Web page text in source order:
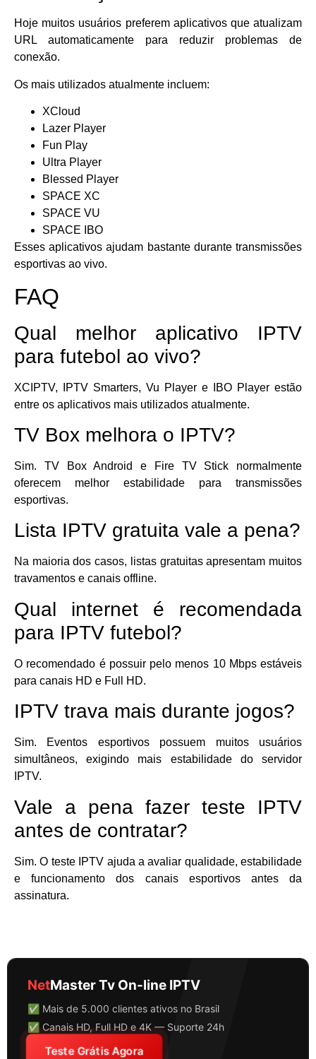
Hoje muitos usuários preferem aplicativos que atualizam
URL automaticamente para reduzir problemas de
conexão.
Os mais utilizados atualmente incluem:
XCloud
Lazer Player
Fun Play
Ultra Player
Blessed Player
SPACE XC
SPACE VU
SPACE IBO
Esses aplicativos ajudam bastante durante transmissões
esportivas ao vivo.
FAQ
Qual melhor aplicativo IPTV
para futebol ao vivo?
XCIPTV, IPTV Smarters, Vu Player e IBO Player estão
entre os aplicativos mais utilizados atualmente.
TV Box melhora o IPTV?
Sim. TV Box Android e Fire TV Stick normalmente
oferecem melhor estabilidade para transmissões
esportivas.
Lista IPTV gratuita vale a pena?
Na maioria dos casos, listas gratuitas apresentam muitos
travamentos e canais offline.
Qual internet é recomendada
para IPTV futebol?
O recomendado é possuir pelo menos 10 Mbps estáveis
para canais HD e Full HD.
IPTV trava mais durante jogos?
Sim. Eventos esportivos possuem muitos usuários
simultâneos, exigindo mais estabilidade do servidor
IPTV.
Vale a pena fazer teste IPTV
antes de contratar?
Sim. O teste IPTV ajuda a avaliar qualidade, estabilidade
e funcionamento dos canais esportivos antes da
assinatura.
NetMaster Tv On-line IPTV
✅ Mais de 5.000 clientes ativos no Brasil
✅ Canais HD, Full HD e 4K — Suporte 24h
Teste Grátis Agora